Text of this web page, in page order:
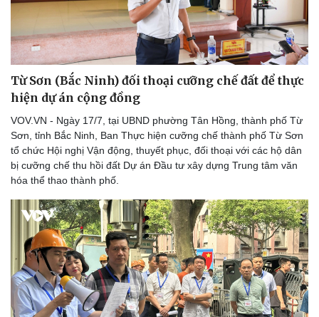
eSports
Hậu trường
Từ Sơn (Bắc Ninh) đối thoại cưỡng chế đất để thực
hiện dự án cộng đồng
VOV.VN - Ngày 17/7, tại UBND phường Tân Hồng, thành phố Từ
Sơn, tỉnh Bắc Ninh, Ban Thực hiện cưỡng chế thành phố Từ Sơn
tổ chức Hội nghị Vận động, thuyết phục, đối thoại với các hộ dân
bị cưỡng chế thu hồi đất Dự án Đầu tư xây dựng Trung tâm văn
hóa thể thao thành phố.